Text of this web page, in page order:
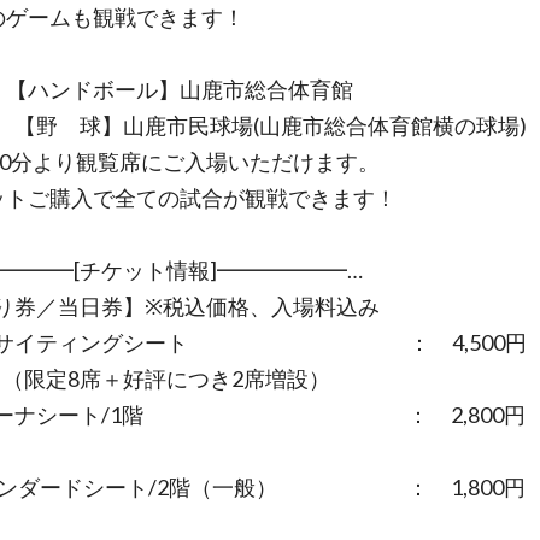
ームも観戦できます！
ハンドボール】山鹿市総合体育館
】山鹿市民球場(山鹿市総合体育館横の球場)
分より観覧席にご入場いただけます。
ご購入で全ての試合が観戦できます！
チケット情報]━━━━━━…
券／当日券】※税込価格、入場料込み
サイティングシート ： 4,500円
限定8席＋好評につき2席増設）
リーナシート/1階 ： 2,800円
ンダードシート/2階（一般） ： 1,800